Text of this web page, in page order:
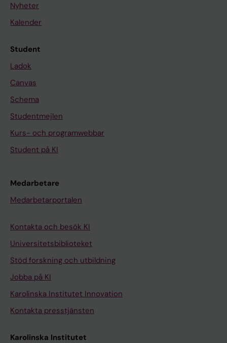
Nyheter
Kalender
Student
Ladok
Canvas
Schema
Studentmejlen
Kurs- och programwebbar
Student på KI
Medarbetare
Medarbetarportalen
Kontakta och besök KI
Universitetsbiblioteket
Stöd forskning och utbildning
Jobba på KI
Karolinska Institutet Innovation
Kontakta presstjänsten
Karolinska Institutet